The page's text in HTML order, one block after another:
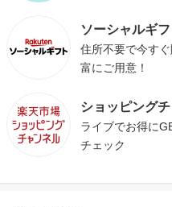
ソーシャルギフ
住所不要で今す
富にご用意！
ショッピング
ライブでお得に
チェック